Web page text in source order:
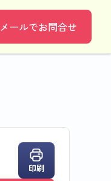
メールでお問合せ
印刷